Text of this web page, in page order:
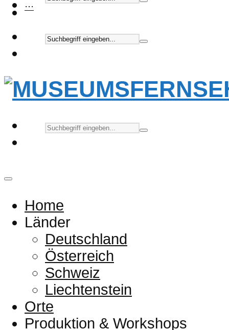
···
Home
Länder
Deutschland
Österreich
Schweiz
Liechtenstein
Orte
Produktion & Workshops